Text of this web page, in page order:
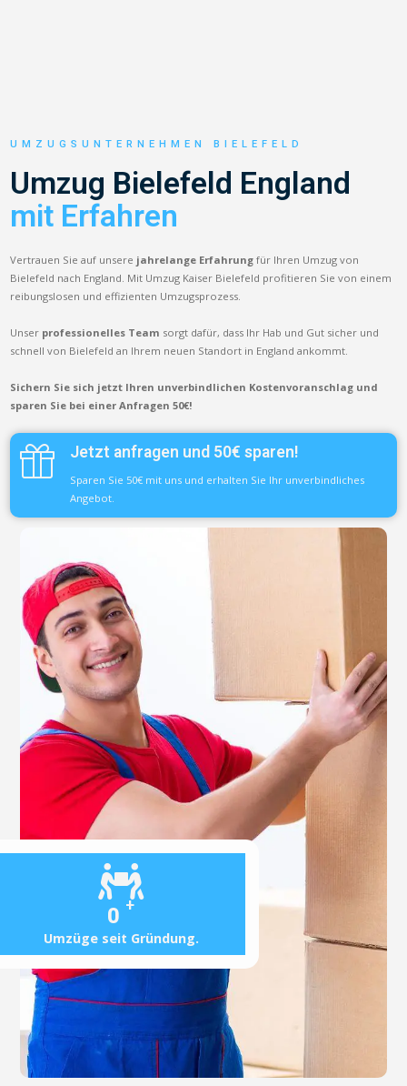
0 +
Umzüge seit Gründung.
UMZUGSUNTERNEHMEN BIELEFELD
Umzug Bielefeld England
mit Erfahren
Vertrauen Sie auf unsere jahrelange Erfahrung für Ihren Umzug von
Bielefeld nach England. Mit Umzug Kaiser Bielefeld profitieren Sie von einem
reibungslosen und effizienten Umzugsprozess.
Unser professionelles Team sorgt dafür, dass Ihr Hab und Gut sicher und
schnell von Bielefeld an Ihrem neuen Standort in England ankommt.
Sichern Sie sich jetzt Ihren unverbindlichen Kostenvoranschlag und
sparen Sie bei einer Anfragen 50€!
Jetzt anfragen und 50€ sparen!
Sparen Sie 50€ mit uns und erhalten Sie Ihr unverbindliches
Angebot.